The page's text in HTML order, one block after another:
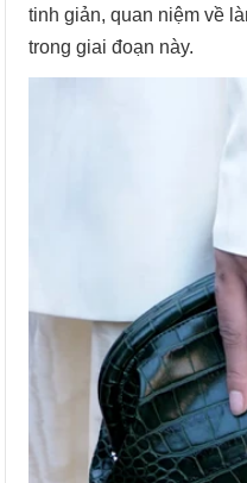
tinh giản, quan niệm về
trong giai đoạn này.